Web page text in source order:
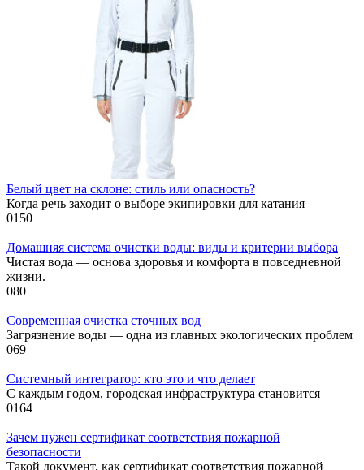
Белый цвет на склоне: стиль или опасность?
Когда речь заходит о выборе экипировки для катания
0150
Домашняя система очистки воды: виды и критерии выбора
Чистая вода — основа здоровья и комфорта в повседневной
жизни.
080
Современная очистка сточных вод
Загрязнение воды — одна из главных экологических проблем
069
Системный интегратор: кто это и что делает
С каждым годом, городская инфраструктура становится
0164
Зачем нужен сертификат соответствия пожарной
безопасности
Такой документ, как сертификат соответствия пожарной